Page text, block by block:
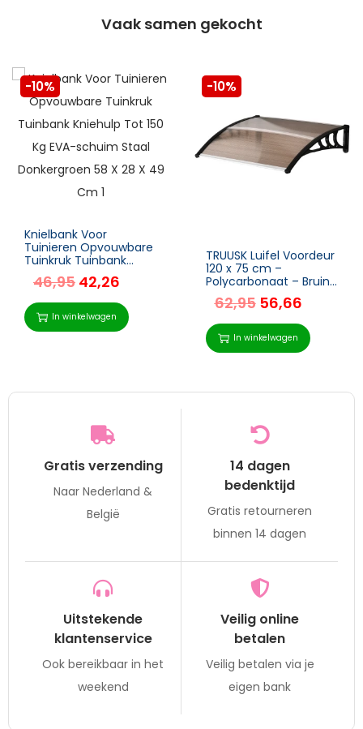
Vaak samen gekocht
-10%
Knielbank Voor
Tuinieren Opvouwbare
Tuinkruk Tuinbank
Kniehulp Tot 150 Kg
EVA-schuim Staal
Donkergroen 58 X 28 X
49 Cm
46,95 42,26
In winkelwagen
-10%
TRUUSK Luifel Voordeur
120 x 75 cm –
Polycarbonaat – Bruin
– Weerbestendig –
Eenvoudig te
monteren
62,95 56,66
In winkelwagen
Gratis verzending
Naar Nederland &
België
14 dagen
bedenktijd
Gratis retourneren
binnen 14 dagen
Uitstekende
klantenservice
Ook bereikbaar in het
weekend
Veilig online
betalen
Veilig betalen via je
eigen bank